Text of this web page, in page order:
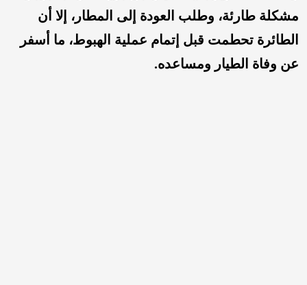
مشكلة طارئة، وطلب العودة إلى المطار، إلا أن
الطائرة تحطمت قبل إتمام عملية الهبوط، ما أسفر
عن وفاة الطيار ومساعده.